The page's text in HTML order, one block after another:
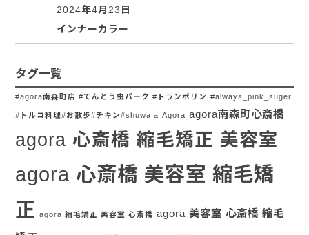
2024年4月23日
インナーカラー
タグ一覧
#agora南森町店 #てんとう虫パーク #トランポリン #always_pink_suger
#トルコ料理#お散歩#チキン#shuwa a Agora agora南森町心斎橋
agora 心斎橋 縮毛矯正 美容室
agora 心斎橋 美容室 縮毛矯
正 agora 縮毛矯正 美容室 心斎橋 agora 美容室 心斎橋 縮毛